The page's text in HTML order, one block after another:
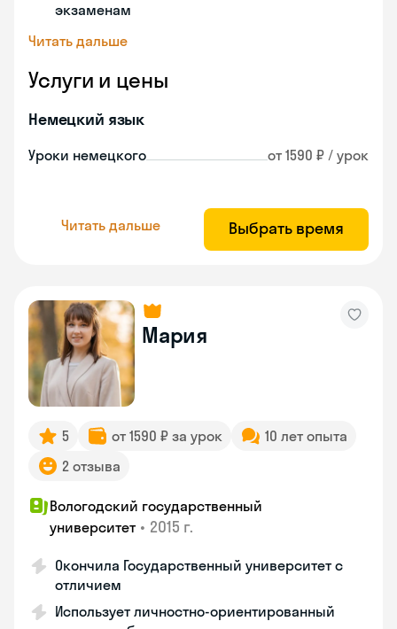
экзаменам
Читать дальше
Услуги и цены
Немецкий язык
Уроки немецкого от 1590 ₽ / урок
Читать дальше Выбрать время
Мария
5 от 1590 ₽ за урок
10 лет опыта
2 отзыва
Вологодский государственный
университет • 2015 г.
Окончила Государственный университет с
отличием
Использует личностно-ориентированный